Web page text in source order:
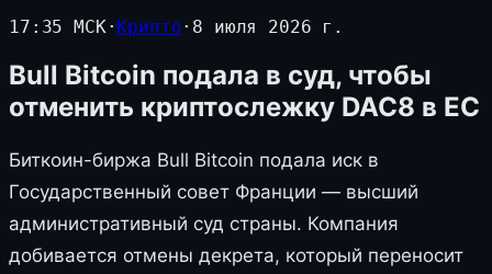
17:35 МСК· Крипто· 8 июля 2026 г.
Bull Bitcoin подала в суд, чтобы
отменить криптослежку DAC8 в ЕС
Биткоин-биржа Bull Bitcoin подала иск в
Государственный совет Франции — высший
административный суд страны. Компания
добивается отмены декрета, который переносит